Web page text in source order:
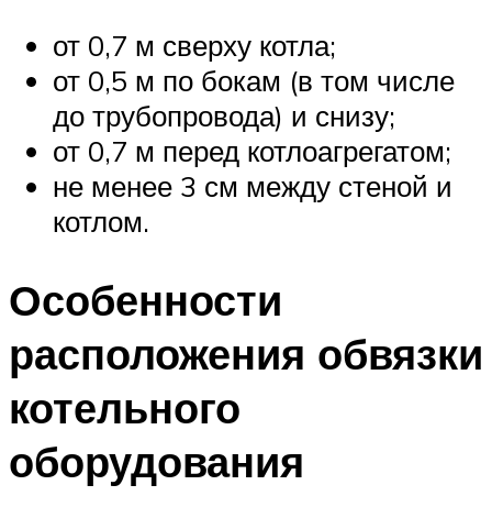
от 0,7 м сверху котла;
от 0,5 м по бокам (в том числе
до трубопровода) и снизу;
от 0,7 м перед котлоагрегатом;
не менее 3 см между стеной и
котлом.
Особенности
расположения обвязки
котельного
оборудования